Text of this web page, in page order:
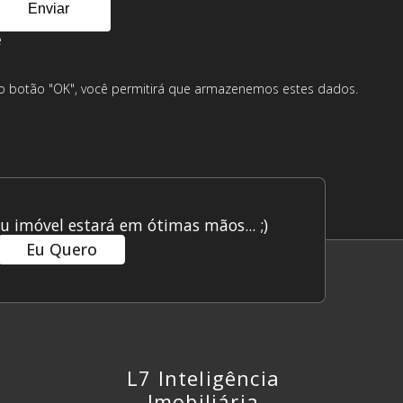
"OK", você permitirá que armazenemos estes dados.
imóvel estará em ótimas mãos... ;)
Eu Quero
L7 Inteligência